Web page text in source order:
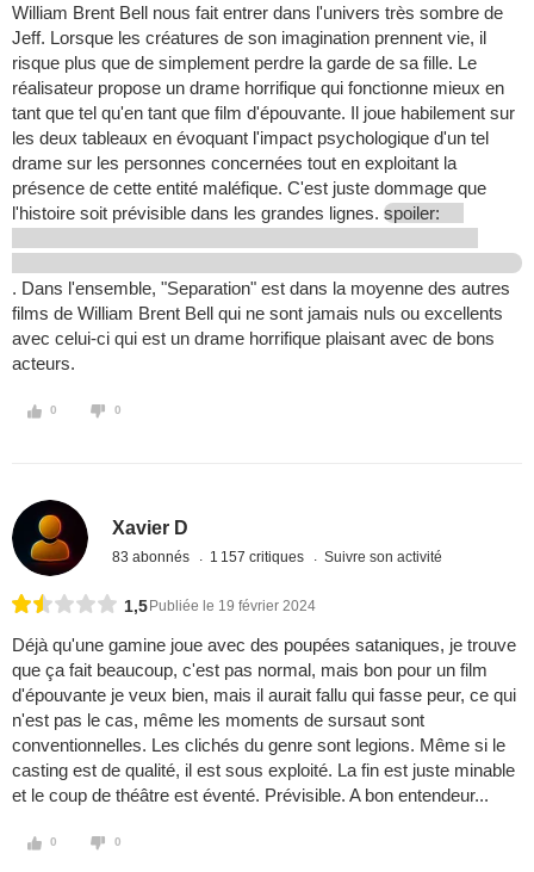
William Brent Bell nous fait entrer dans l'univers très sombre de
Jeff. Lorsque les créatures de son imagination prennent vie, il
risque plus que de simplement perdre la garde de sa fille. Le
réalisateur propose un drame horrifique qui fonctionne mieux en
tant que tel qu'en tant que film d'épouvante. Il joue habilement sur
les deux tableaux en évoquant l'impact psychologique d'un tel
drame sur les personnes concernées tout en exploitant la
présence de cette entité maléfique. C'est juste dommage que
l'histoire soit prévisible dans les grandes lignes. spoiler:
. Dans l'ensemble, "Separation" est dans la moyenne des autres
films de William Brent Bell qui ne sont jamais nuls ou excellents
avec celui-ci qui est un drame horrifique plaisant avec de bons
acteurs.
0 0
Xavier D
83 abonnés 1 157 critiques Suivre son activité
1,5 Publiée le 19 février 2024
Déjà qu'une gamine joue avec des poupées sataniques, je trouve
que ça fait beaucoup, c'est pas normal, mais bon pour un film
d'épouvante je veux bien, mais il aurait fallu qui fasse peur, ce qui
n'est pas le cas, même les moments de sursaut sont
conventionnelles. Les clichés du genre sont legions. Même si le
casting est de qualité, il est sous exploité. La fin est juste minable
et le coup de théâtre est éventé. Prévisible. A bon entendeur...
0 0